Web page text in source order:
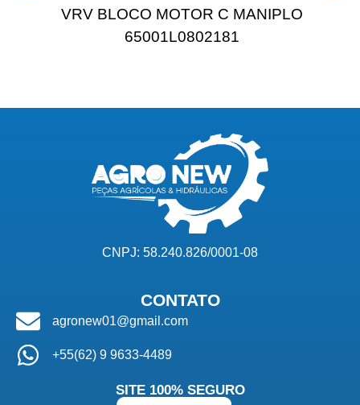
VRV BLOCO MOTOR C MANIPLO
65001L0802181
CNPJ: 58.240.826/0001-08
CONTATO
agronew01@gmail.com
+55(62) 9 9633-4489
SITE 100% SEGURO